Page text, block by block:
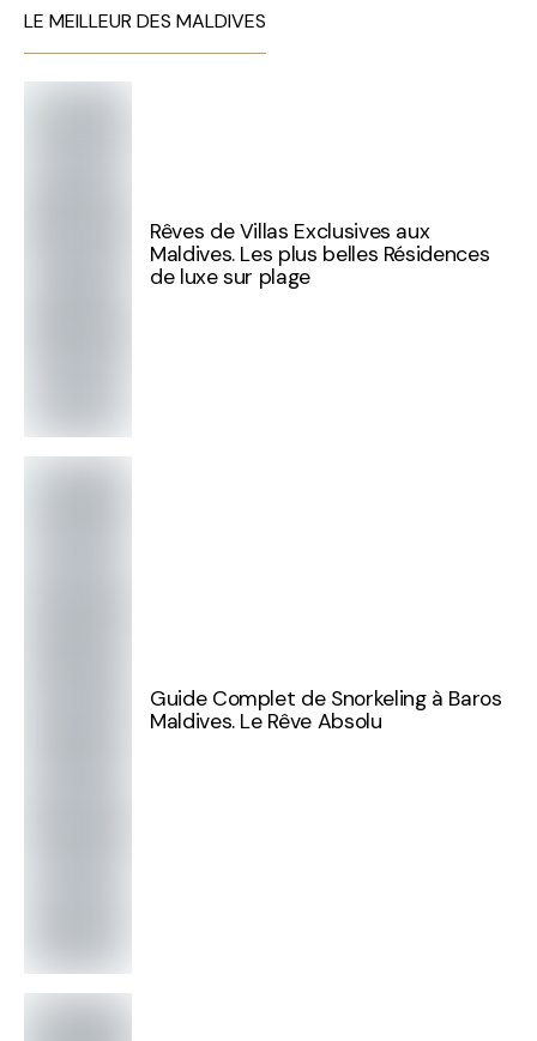
LE MEILLEUR DES MALDIVES
Rêves de Villas Exclusives aux
Maldives. Les plus belles Résidences
de luxe sur plage
Guide Complet de Snorkeling à Baros
Maldives. Le Rêve Absolu